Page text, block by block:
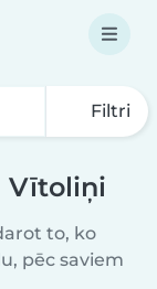
Filtri
Vītoliņi
to, ko
pēc saviem